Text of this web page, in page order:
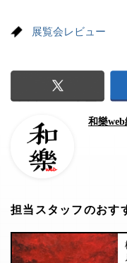
展覧会レビュー
和樂
担当スタッフのおす